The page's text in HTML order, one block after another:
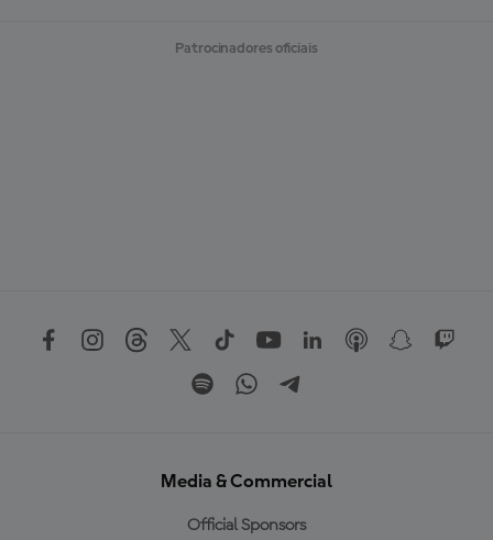
Patrocinadores oficiais
Media & Commercial
Official Sponsors